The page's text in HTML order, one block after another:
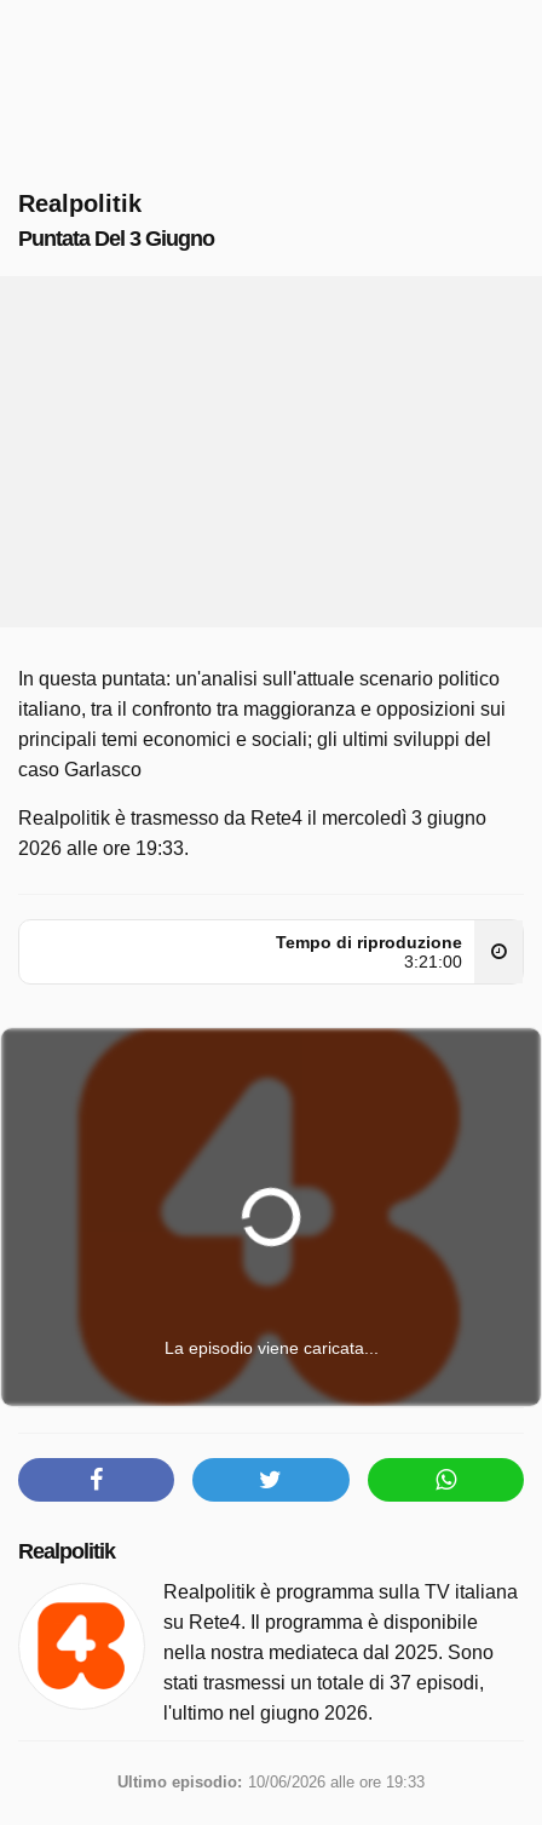
Realpolitik
Puntata Del 3 Giugno
In questa puntata: un'analisi sull'attuale scenario politico
italiano, tra il confronto tra maggioranza e opposizioni sui
principali temi economici e sociali; gli ultimi sviluppi del
caso Garlasco
Realpolitik è trasmesso da Rete4 il mercoledì 3 giugno
2026 alle ore 19:33.
Tempo di riproduzione
3:21:00
La episodio viene caricata...
Realpolitik
Realpolitik è programma sulla TV italiana
su Rete4. Il programma è disponibile
nella nostra mediateca dal 2025. Sono
stati trasmessi un totale di 37 episodi,
l'ultimo nel giugno 2026.
Ultimo episodio: 10/06/2026 alle ore 19:33